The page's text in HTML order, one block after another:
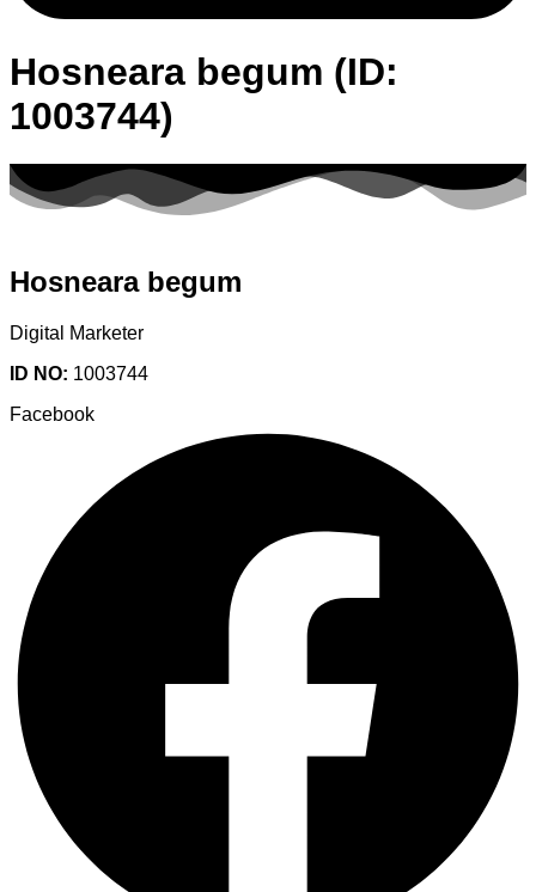
Hosneara begum (ID:
1003744)
Hosneara begum
Digital Marketer
ID NO: 1003744
Facebook